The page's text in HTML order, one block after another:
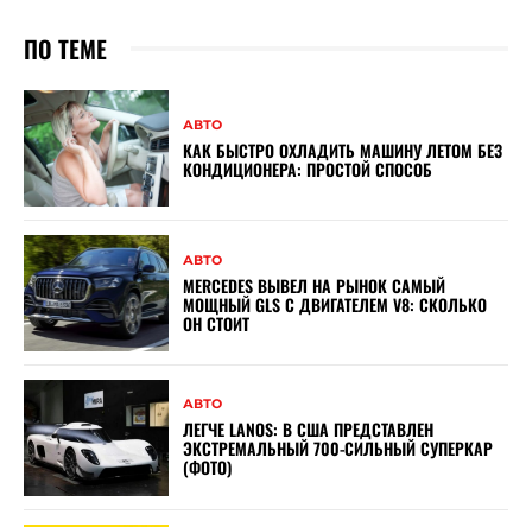
ПО ТЕМЕ
АВТО
КАК БЫСТРО ОХЛАДИТЬ МАШИНУ ЛЕТОМ БЕЗ
КОНДИЦИОНЕРА: ПРОСТОЙ СПОСОБ
АВТО
MERCEDES ВЫВЕЛ НА РЫНОК САМЫЙ
МОЩНЫЙ GLS С ДВИГАТЕЛЕМ V8: СКОЛЬКО
ОН СТОИТ
АВТО
ЛЕГЧЕ LANOS: В США ПРЕДСТАВЛЕН
ЭКСТРЕМАЛЬНЫЙ 700-СИЛЬНЫЙ СУПЕРКАР
(ФОТО)